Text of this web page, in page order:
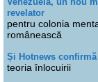
revelator
pentru colonia
românească
Și Hotnews confirmă
teoria înlocuirii